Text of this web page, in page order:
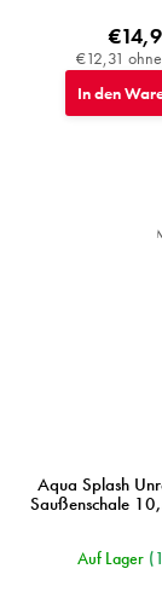
€12,31
In den
Aqua Splash
Saußenschale
Auf Lager